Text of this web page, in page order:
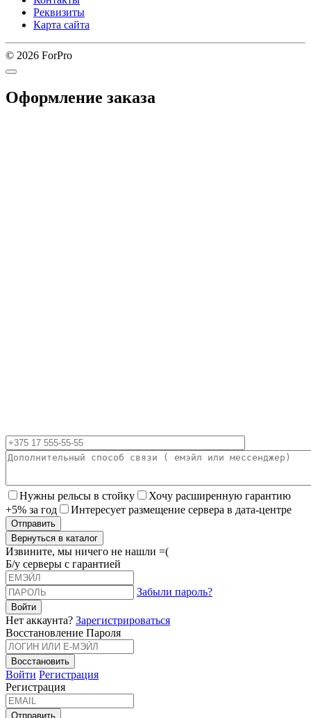
Реквизиты
Карта сайта
© 2026 ForPro
Оформление заказа
Нужны рельсы в стойку
Хочу расширенную гарантию
+5% за год
Интересует размещение сервера в дата-центре
Вернуться в каталог
Извините, мы ничего не нашли =(
Б/у серверы с гарантией
Забыли пароль?
Нет аккаунта? Зарегистрироваться
Восстановление Пароля
Войти Регистрация
Регистрация